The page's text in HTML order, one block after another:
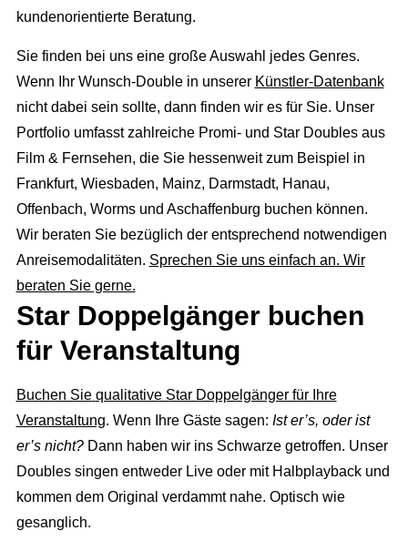
Full Service Agentur
kundenorientierte Beratung.
Sie finden bei uns eine große Auswahl jedes Genres.
Wenn Ihr Wunsch-Double in unserer Künstler-Datenbank
nicht dabei sein sollte, dann finden wir es für Sie. Unser
Portfolio umfasst zahlreiche Promi- und Star Doubles aus
Film & Fernsehen, die Sie hessenweit zum Beispiel in
Frankfurt, Wiesbaden, Mainz, Darmstadt, Hanau,
Offenbach, Worms und Aschaffenburg buchen können.
Wir beraten Sie bezüglich der entsprechend notwendigen
Anreisemodalitäten. Sprechen Sie uns einfach an. Wir
beraten Sie gerne.
Star Doppelgänger buchen
für Veranstaltung
Buchen Sie qualitative Star Doppelgänger für Ihre
Veranstaltung. Wenn Ihre Gäste sagen: Ist er’s, oder ist
er’s nicht?Dann haben wir ins Schwarze getroffen. Unser
Doubles singen entweder Live oder mit Halbplayback und
kommen dem Original verdammt nahe. Optisch wie
gesanglich.